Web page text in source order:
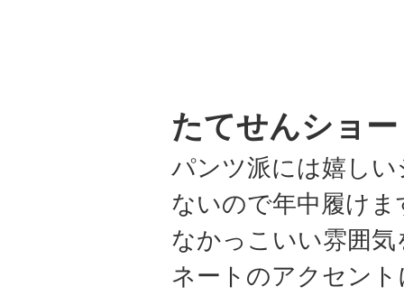
たてせんショ
パンツ派には嬉し
ないので年中履け
なかっこいい雰囲
ネートのアクセント